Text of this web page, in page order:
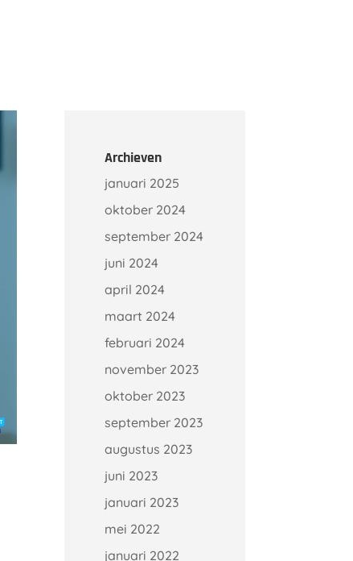
Archieven
januari 2025
oktober 2024
september 2024
juni 2024
april 2024
maart 2024
februari 2024
november 2023
oktober 2023
september 2023
augustus 2023
juni 2023
januari 2023
mei 2022
januari 2022